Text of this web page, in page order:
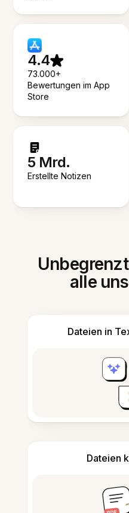
4.4
73.000+
Bewertungen im App
Store
5 Mrd.
Erstellte Notizen
alle
Dateien in
Dateien